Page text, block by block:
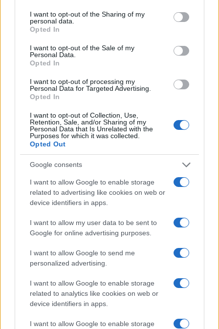
not limited to your visit or usage behaviour. You may click to
grant or deny consent to Google and its third-party tags to
use your data for below specified purposes in below Google
consent section.
I want to opt-out of the Sharing of my
personal data.
Opted In
I want to opt-out of the Sale of my
Personal Data.
Opted In
I want to opt-out of processing my
Personal Data for Targeted Advertising.
Opted In
I want to opt-out of Collection, Use,
Retention, Sale, and/or Sharing of my
Personal Data that Is Unrelated with the
Purposes for which it was collected.
Opted Out
Google consents
I want to allow Google to enable storage
related to advertising like cookies on web or
device identifiers in apps.
I want to allow my user data to be sent to
Google for online advertising purposes.
I want to allow Google to send me
personalized advertising.
I want to allow Google to enable storage
related to analytics like cookies on web or
device identifiers in apps.
I want to allow Google to enable storage
Continua a leggere
LIFESTYLE